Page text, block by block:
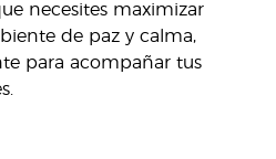
necesites maximizar
de paz y calma,
para acompañar tus